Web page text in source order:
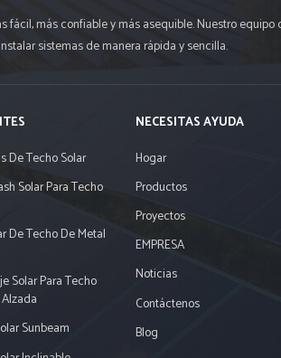
más confiable y más asequible. Nuestro
sistemas de manera rápida y sencilla.
De Techo Solar
Solar Para Techo
De Techo De Metal
Solar Para Techo
Sunbeam
NECESITAS AYUDA
Hogar
Productos
Proyectos
EMPRESA
Noticias
Contáctenos
Blog